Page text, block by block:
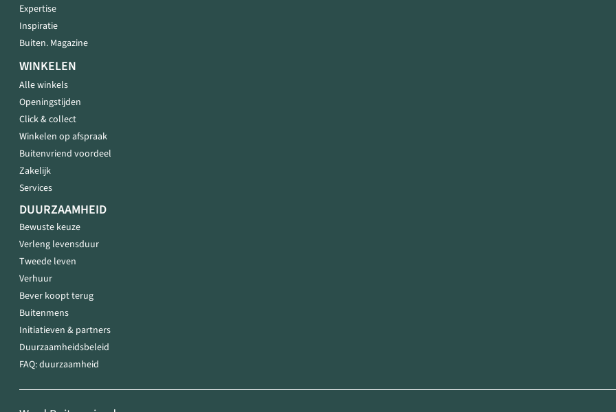
Expertise
Inspiratie
Buiten. Magazine
WINKELEN
Alle winkels
Openingstijden
Click & collect
Winkelen op afspraak
Buitenvriend voordeel
Zakelijk
Services
DUURZAAMHEID
Bewuste keuze
Verleng levensduur
Tweede leven
Verhuur
Bever koopt terug
Buitenmens
Initiatieven & partners
Duurzaamheidsbeleid
FAQ: duurzaamheid